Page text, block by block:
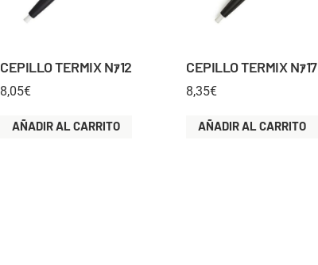
CEPILLO TERMIX Nｧ12
8,05€
AÑADIR AL CARRITO
CEPILLO TERMIX Nｧ17
8,35€
AÑADIR AL CARRITO